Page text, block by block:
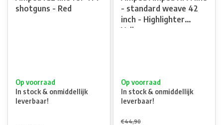
shotguns - Red
Op voorraad
In stock & onmiddellijk
leverbaar!
- standard weave 42
inch - Highlighter
Yellow
Op voorraad
In stock & onmiddellijk
leverbaar!
€44,90